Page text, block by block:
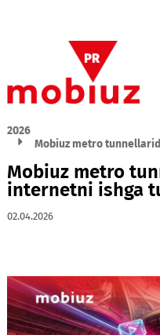
2026
Mobiuz metro
internetni